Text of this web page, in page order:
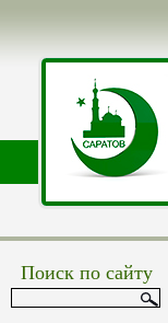
Поиск по сайту